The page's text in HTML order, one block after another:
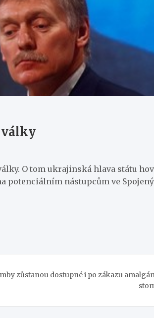
války
O tom ukrajinská hlava státu
potenciálním nástupcům ve
zůstanou dostupné i po zákazu